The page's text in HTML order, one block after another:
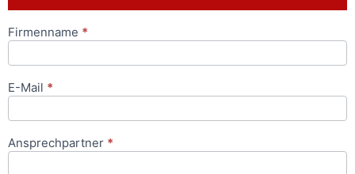
Anfrageformular
Firmenname *
E-Mail *
Ansprechpartner *